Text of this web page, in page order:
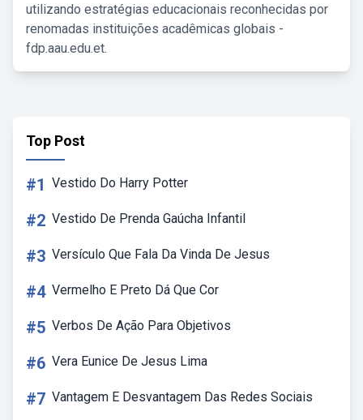
utilizando estratégias educacionais reconhecidas por
renomadas instituições acadêmicas globais -
fdp.aau.edu.et.
Top Post
#1 Vestido Do Harry Potter
#2 Vestido De Prenda Gaúcha Infantil
#3 Versículo Que Fala Da Vinda De Jesus
#4 Vermelho E Preto Dá Que Cor
#5 Verbos De Ação Para Objetivos
#6 Vera Eunice De Jesus Lima
#7 Vantagem E Desvantagem Das Redes Sociais